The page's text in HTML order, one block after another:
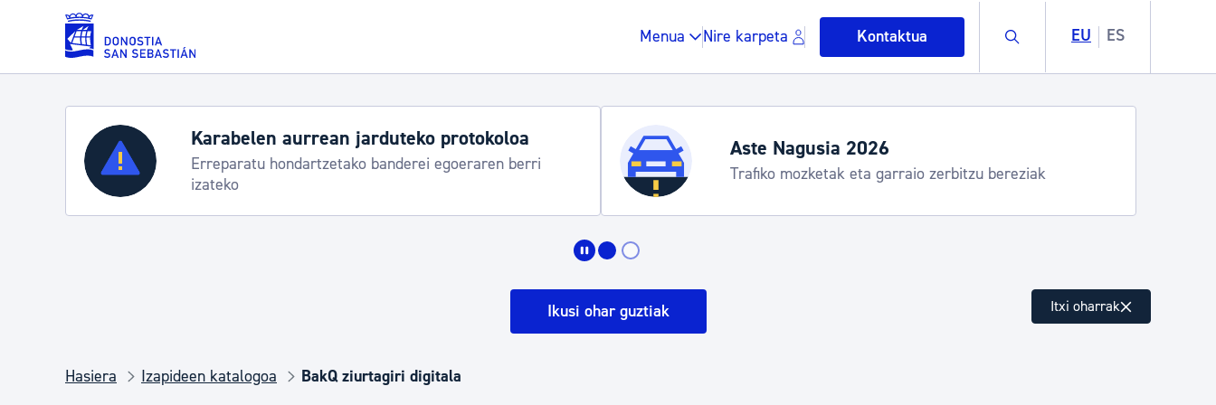
Eduki nagusira joan
Menua Nire karpeta Kontaktua Buscar EU ES
Zerbitzuak
Errolda eta gai pertsonalak
Gune publikoa, hondakinak eta ingurumena
Karabelen aurrean jarduteko protokoloa
Erreparatu hondartzetako banderei egoeraren berri
izateko
Aste Nagusia 2026
Trafiko mozketak eta garraio zerbitzu bereziak
Ikusi ohar guztiak Itxi oharrak
Hasiera Izapideen katalogoa BakQ ziurtagiri digitala